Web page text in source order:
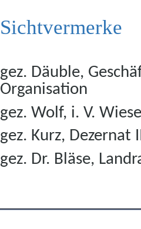
Sichtvermerke
gez. Däuble,
Organisation
gez. Wolf, i. V.
gez. Kurz, Dezernat
gez. Dr. Bläse,